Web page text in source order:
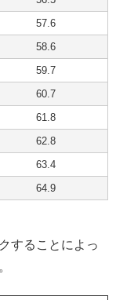
57.6
58.6
59.7
60.7
61.8
62.8
63.4
64.9
することによっ